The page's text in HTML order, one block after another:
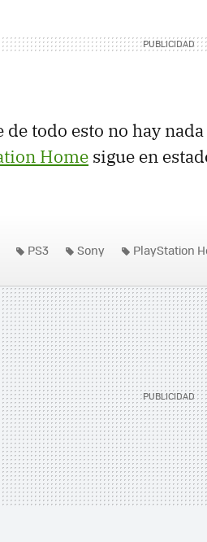
de todo esto no hay
Home sigue en
PS3 Sony PlayStation